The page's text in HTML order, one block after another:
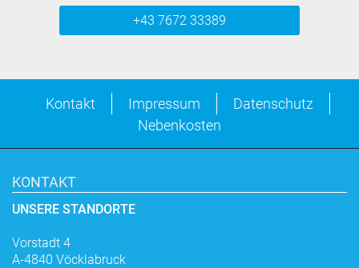
+43 7672 33389
Kontakt Impressum
Datenschutz
Nebenkosten
KONTAKT
UNSERE STANDORTE
Vorstadt 4
A-4840 Vöcklabruck